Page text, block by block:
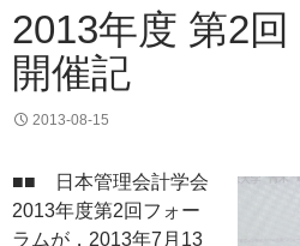
2013年度 第2
開催記
2013-08-15
■■ 日本管理会計学会
2013年度第2回フォー
ラムが，2013年7月13